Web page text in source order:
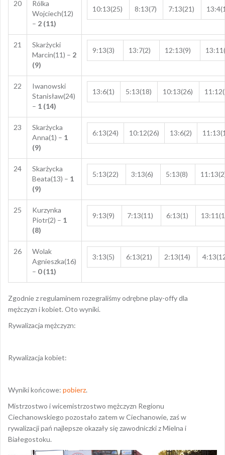
20
Rólka
Wojciech(12)
– 2 (11)
10:13(25) 8:13(7) 7:13(21)
21
Skarżycki
Marcin(11) – 2
(9)
9:13(3) 13:7(2) 12:13(9)
22
Iwanowski
Stanisław(24)
– 1 (14)
13:6(1) 5:13(18) 10:13(26)
23
Skarżycka
Anna(1) – 1
(9)
6:13(24) 10:12(26) 13:6(2)
24
Skarżycka
Beata(13) – 1
(9)
5:13(22) 3:13(6) 5:13(8)
25
Kurzynka
Piotr(2) – 1
(8)
9:13(9) 7:13(11) 6:13(1)
26
Wolak
Agnieszka(16)
– 0 (11)
3:13(5) 6:13(21) 2:13(14)
Zgodnie z regulaminem rozegraliśmy odrębne play-offy dla
mężczyzn i kobiet. Oto wyniki.
Rywalizacja mężczyzn:
Rywalizacja kobiet:
Wyniki końcowe: pobierz.
Mistrzostwo i wicemistrzostwo mężczyzn Regionu
Ciechanowskiego pozostało zatem w Ciechanowie, zaś w
rywalizacji pań najlepsze okazały się zawodniczki z Mielna i
Białegostoku.